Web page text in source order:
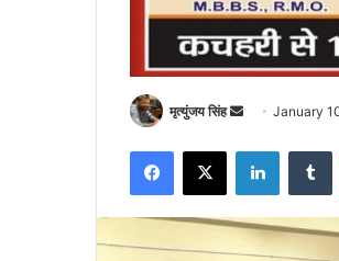
मृत्युंजय सिंह
Send
email
January
Facebook
X LinkedIn